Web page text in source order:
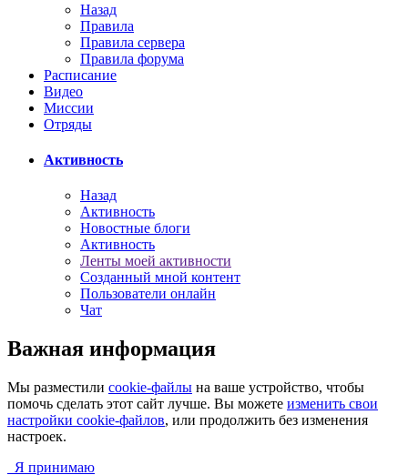
Назад
Правила
Правила сервера
Правила форума
Расписание
Видео
Миссии
Отряды
Активность
Назад
Активность
Новостные блоги
Активность
Ленты моей активности
Созданный мной контент
Пользователи онлайн
Чат
Важная информация
Мы разместили cookie-файлы на ваше устройство, чтобы
помочь сделать этот сайт лучше. Вы можете изменить свои
настройки cookie-файлов, или продолжить без изменения
настроек.
Я принимаю